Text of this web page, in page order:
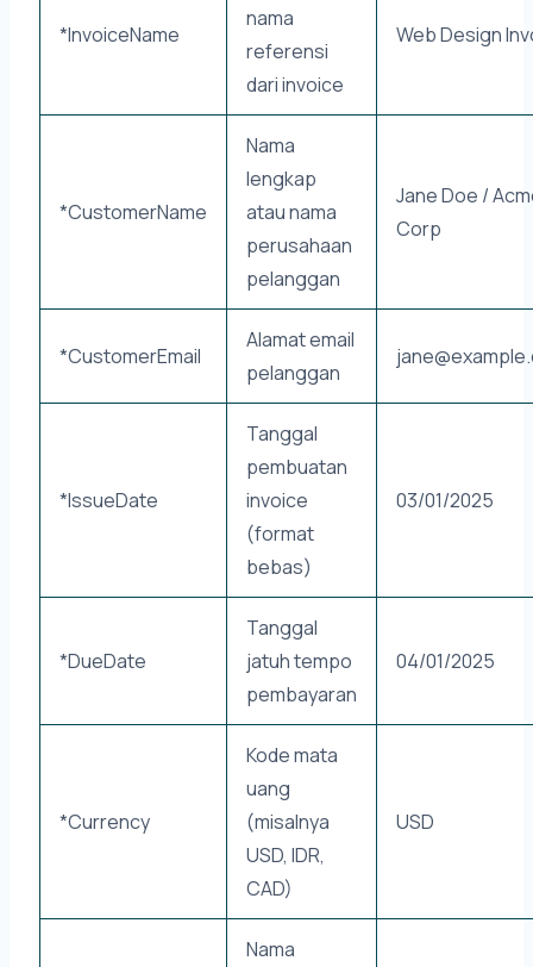
*InvoiceName
nama
referensi
dari invoice
Web Design
*CustomerName
Nama
lengkap
atau nama
perusahaan
pelanggan
Jane Doe /
Corp
*CustomerEmail
Alamat email
pelanggan
*IssueDate
Tanggal
pembuatan
invoice
(format
bebas)
03/01/2025
*DueDate
Tanggal
jatuh tempo
pembayaran
04/01/2025
*Currency
Kode mata
uang
(misalnya
USD, IDR,
CAD)
USD
Nama